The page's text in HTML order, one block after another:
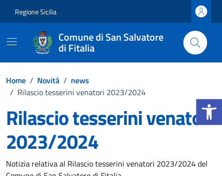
Apri la
Regione Sicilia
Comune di San Salvatore
di Fitalia
Home / Novità / news
/ Rilascio tesserini venatori 2023/2024
Rilascio tesserini venatori
2023/2024
Dettagli della notizia
Notizia relativa al Rilascio tesserini venatori 2023/2024 del